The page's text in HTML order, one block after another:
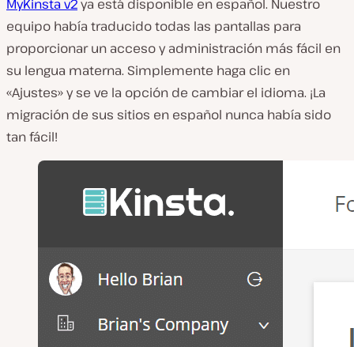
MyKinsta v2ya está disponible en español. Nuestro
equipo había traducido todas las pantallas para
proporcionar un acceso y administración más fácil en
su lengua materna. Simplemente haga clic en
«Ajustes» y se ve la opción de cambiar el idioma. ¡La
migración de sus sitios en español nunca había sido
tan fácil!